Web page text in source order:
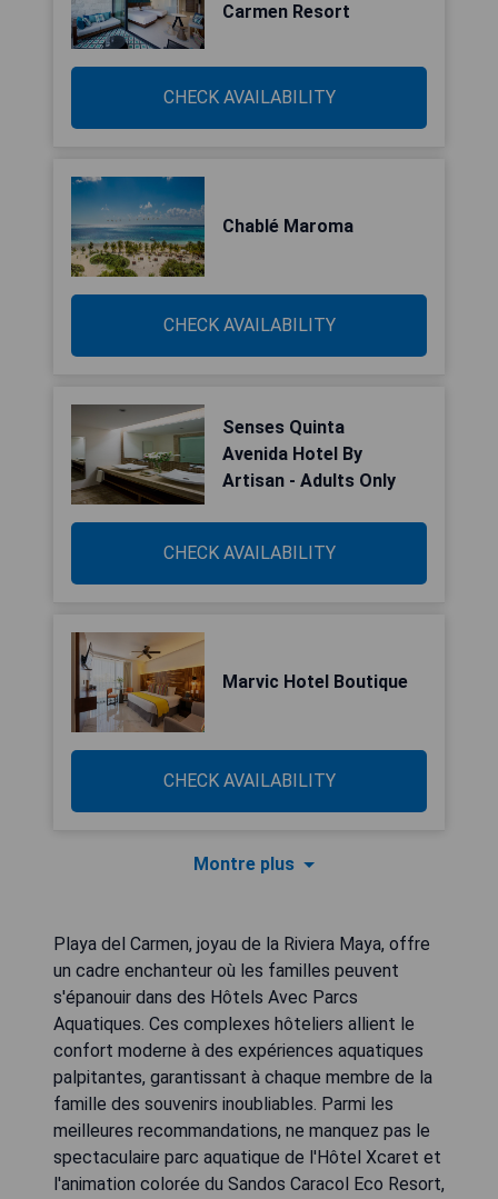
Carmen Resort
CHECK AVAILABILITY
Chablé Maroma
CHECK AVAILABILITY
Senses Quinta
Avenida Hotel By
Artisan - Adults Only
CHECK AVAILABILITY
Marvic Hotel Boutique
CHECK AVAILABILITY
Montre plus
Playa del Carmen, joyau de la Riviera Maya, offre
un cadre enchanteur où les familles peuvent
s'épanouir dans des Hôtels Avec Parcs
Aquatiques. Ces complexes hôteliers allient le
confort moderne à des expériences aquatiques
palpitantes, garantissant à chaque membre de la
famille des souvenirs inoubliables. Parmi les
meilleures recommandations, ne manquez pas le
spectaculaire parc aquatique de l'Hôtel Xcaret et
l'animation colorée du Sandos Caracol Eco Resort,